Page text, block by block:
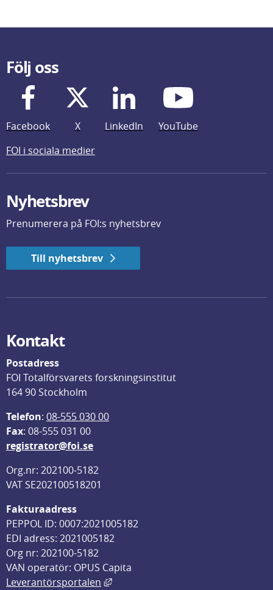
Följ oss
Facebook X LinkedIn
YouTube
FOI i sociala medier
Nyhetsbrev
Prenumerera på FOI:s nyhetsbrev
Till nyhetsbrev
Kontakt
Postadress
FOI Totalförsvarets forskningsinstitut
164 90 Stockholm
Telefon: 08-555 030 00
Fax: 08-555 031 00
registrator@foi.se
Org.nr: 202100-5182
VAT SE202100518201
Fakturaadress
PEPPOL ID: 0007:2021005182
EDI adress: 2021005182
Org nr: 202100-5182
VAN operatör: OPUS Capita
Leverantörsportalen
Länk till annan webbplats, öppnas